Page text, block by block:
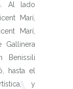
Al lado
Marí,
Marí,
Benissili
hasta el
y